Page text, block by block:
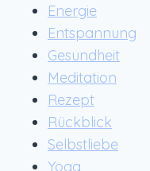
Energie
Entspannung
Gesundheit
Meditation
Rezept
Rückblick
Selbstliebe
Yoga